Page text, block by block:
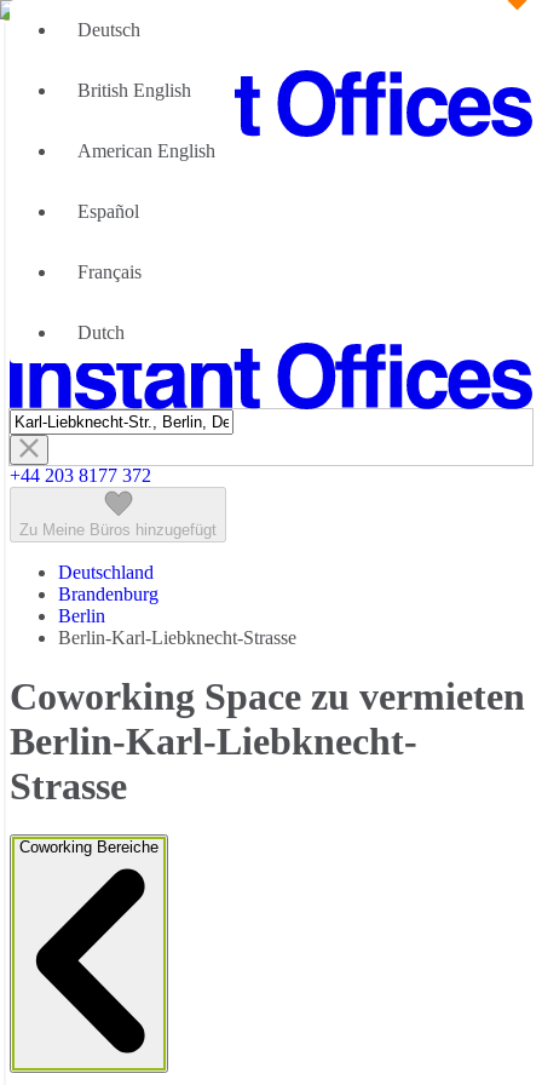
Wir können Ihnen helfen
Über uns
Kontaktiere Uns
+44 203 8177 372
Zu Meine Büros hinzugefügt
Deutschland
Brandenburg
Berlin
Berlin-Karl-Liebknecht-Strasse
Coworking Space zu vermieten
Berlin-Karl-Liebknecht-
Strasse
Coworking Bereiche
Deutsch
British English
American English
Español
Français
Dutch